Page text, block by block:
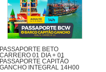
PASSAPORTE BETO
CARRERO 01 DIA + 01
PASSAPORTE CAPITÃO
GANCHO INTEGRAL 14H00